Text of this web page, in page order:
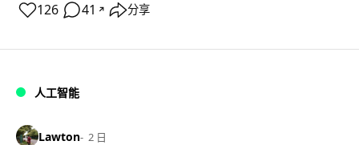
126 41 ↗ 分享
人工智能
Lawton 2 日